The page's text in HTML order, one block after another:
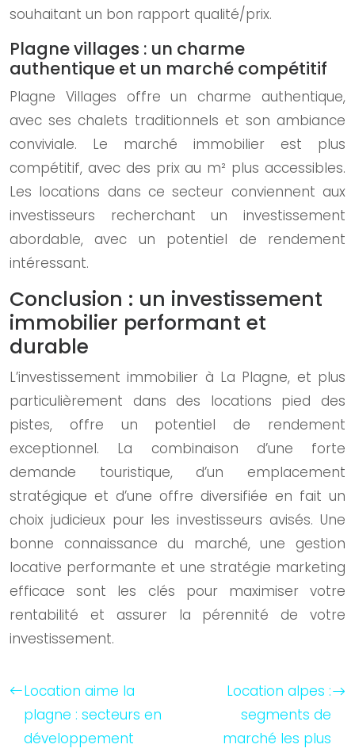
souhaitant un bon rapport qualité/prix.
Plagne villages : un charme
authentique et un marché compétitif
Plagne Villages offre un charme authentique,
avec ses chalets traditionnels et son ambiance
conviviale. Le marché immobilier est plus
compétitif, avec des prix au m² plus accessibles.
Les locations dans ce secteur conviennent aux
investisseurs recherchant un investissement
abordable, avec un potentiel de rendement
intéressant.
Conclusion : un investissement
immobilier performant et
durable
L’investissement immobilier à La Plagne, et plus
particulièrement dans des locations pied des
pistes, offre un potentiel de rendement
exceptionnel. La combinaison d’une forte
demande touristique, d’un emplacement
stratégique et d’une offre diversifiée en fait un
choix judicieux pour les investisseurs avisés. Une
bonne connaissance du marché, une gestion
locative performante et une stratégie marketing
efficace sont les clés pour maximiser votre
rentabilité et assurer la pérennité de votre
investissement.
Location aime la
plagne : secteurs en
développement
Location alpes :
segments de
marché les plus